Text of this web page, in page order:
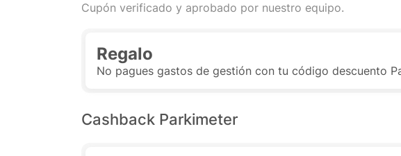
Cupón verificado y aprobado por nuestro equipo.
Regalo
No pagues gastos de gestión con tu código descuento
Cashback Parkimeter